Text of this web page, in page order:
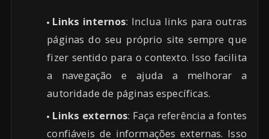
Links internos: Inclua links para outras
páginas do seu próprio site sempre que
fizer sentido para o contexto. Isso facilita
a navegação e ajuda a melhorar a
autoridade de páginas específicas.
Links externos: Faça referência a fontes
confiáveis de informações externas. Isso